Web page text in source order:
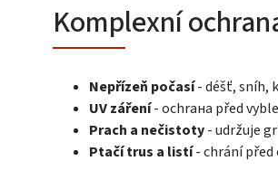
Komplexní
Nepřízeň počasí- déšť, sníh,
UV záření- ochrана před
Prach a nečistoty- udržuje
Ptačí trus a listí- chrání